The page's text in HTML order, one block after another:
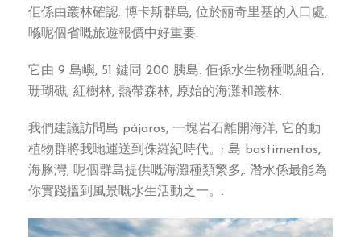
佢係由叢林確認. 博卡斯群島, 位於丽奇里基的入口處,
喺呢個省嘅旅遊報價中好重要.
它由 9 島嶼, 51 鍵同 200 胰島. 佢係水生物種嘅組合,
珊瑚礁, 紅樹林, 熱帶森林, 原始的海灘和叢林.
我們建議訪問島 pájaros, 一塊岩石離開海洋, 它的動
植物群將我哋運送到侏羅紀時代。; 島 bastimentos,
海豚灣, 呢個群島提供嘅海灘種類繁多,. 潛水係最能為
你實踐搵到風景嘅水生活動之一。.